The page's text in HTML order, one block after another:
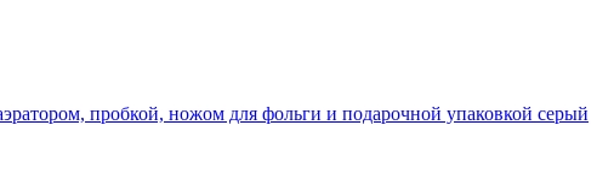
пробкой, ножом для фольги и подарочной упаковкой серый